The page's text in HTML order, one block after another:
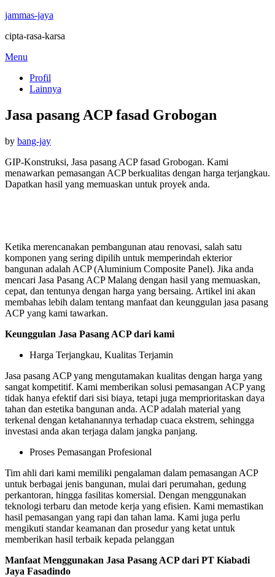
jammas-jaya
cipta-rasa-karsa
Skip
content
Menu
Profil
Lainnya
Jasa pasang ACP fasad Grobogan
by bang-jayPosted
GIP-Konstruksi, Jasa pasang ACP fasad Grobogan. Kami
menawarkan pemasangan ACP berkualitas dengan harga terjangkau.
Dapatkan hasil yang memuaskan untuk proyek anda.
Ketika merencanakan pembangunan atau renovasi, salah satu
komponen yang sering dipilih untuk memperindah ekterior
bangunan adalah ACP (Aluminium Composite Panel). Jika anda
mencari Jasa Pasang ACP Malang dengan hasil yang memuaskan,
cepat, dan tentunya dengan harga yang bersaing. Artikel ini akan
membahas lebih dalam tentang manfaat dan keunggulan jasa pasang
ACP yang kami tawarkan.
Keunggulan Jasa Pasang ACP dari kami
Harga Terjangkau, Kualitas Terjamin
Jasa pasang ACP yang mengutamakan kualitas dengan harga yang
sangat kompetitif. Kami memberikan solusi pemasangan ACP yang
tidak hanya efektif dari sisi biaya, tetapi juga memprioritaskan daya
tahan dan estetika bangunan anda. ACP adalah material yang
terkenal dengan ketahanannya terhadap cuaca ekstrem, sehingga
investasi anda akan terjaga dalam jangka panjang.
Proses Pemasangan Profesional
Tim ahli dari kami memiliki pengalaman dalam pemasangan ACP
untuk berbagai jenis bangunan, mulai dari perumahan, gedung
perkantoran, hingga fasilitas komersial. Dengan menggunakan
teknologi terbaru dan metode kerja yang efisien. Kami memastikan
hasil pemasangan yang rapi dan tahan lama. Kami juga perlu
mengikuti standar keamanan dan prosedur yang ketat untuk
memberikan hasil terbaik kepada pelanggan
Manfaat Menggunakan Jasa Pasang ACP dari PT Kiabadi
Jaya Fasadindo